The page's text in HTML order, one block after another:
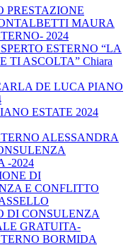
PRESTAZIONE
MAURA
2024
ESTERNO “LA
TI ASCOLTA” Chiara
DE LUCA PIANO
ESTATE 2024
ALESSANDRA
-2024
DI
E CONFLITTO
DI CONSULENZA
GRATUITA-
BORMIDA